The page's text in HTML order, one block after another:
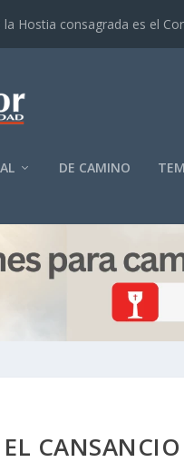
Hostia consagrada es el
DE CAMINO
EL